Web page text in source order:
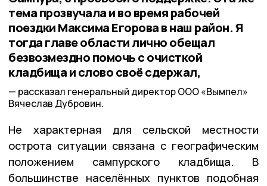
тема прозвучала и во время рабочей
поездки Максима Егорова в наш район. Я
тогда главе области лично обещал
безвозмездно помочь с очисткой
кладбища и слово своё сдержал,
рассказал генеральный директор ООО «Вымпел»
Вячеслав Дубровин.
Не характерная для сельской местности
острота ситуации связана с географическим
положением сампурского кладбища. В
большинстве населённых пунктов подобная